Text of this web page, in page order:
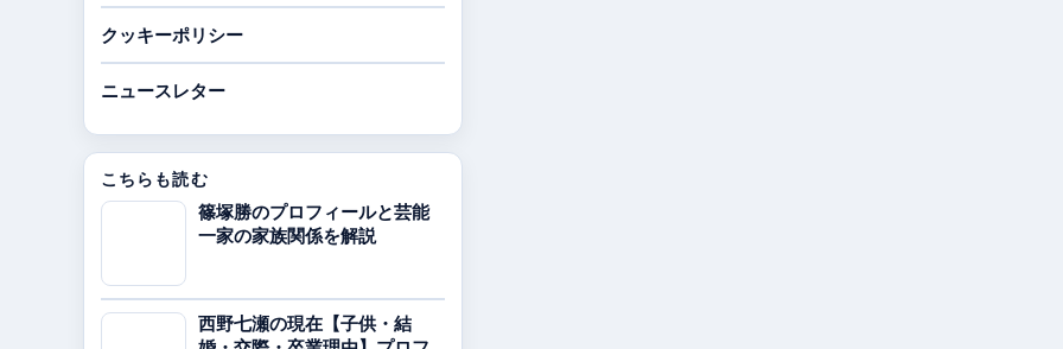
クッキーポリシー
ニュースレター
こちらも読む
篠塚勝のプロフィールと芸能
一家の家族関係を解説
西野七瀬の現在【子供・結